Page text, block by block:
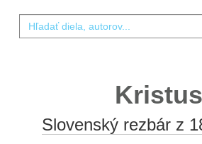
Kristus
Slovenský rezbár z